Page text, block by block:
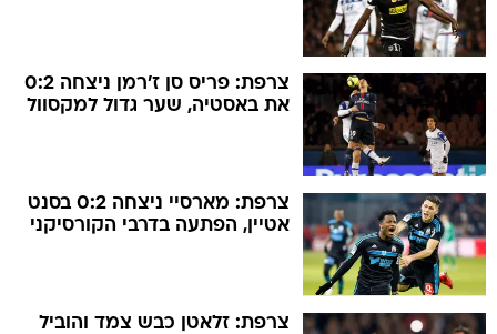
צרפת: פריס סן ז'רמן ניצחה 0:2
את באסטיה, שער גדול למקסוול
צרפת: מארסיי ניצחה 0:2 בסנט
אטיין, הפתעה בדרבי הקורסיקני
צרפת: זלאטן כבש צמד והוביל